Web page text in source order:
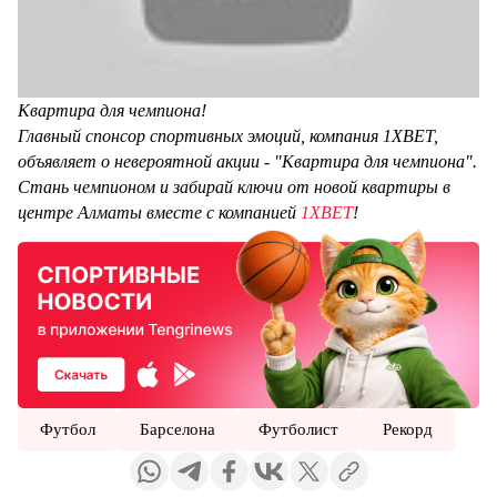
Квартира для чемпиона!
Главный спонсор спортивных эмоций, компания 1XBET,
объявляет о невероятной акции - "Квартира для чемпиона".
Стань чемпионом и забирай ключи от новой квартиры в
центре Алматы вместе с компанией 1XBET!
Футбол Барселона Футболист Рекорд